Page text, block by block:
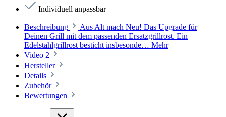
Individuell anpassbar
Beschreibung
Aus Alt mach Neu! Das Upgrade für
Deinen Grill mit dem passenden Ersatzgrillrost. Ein
Edelstahlgrillrost besticht insbesonde… Mehr
Video 2
Hersteller
Details
Zubehör
Bewertungen